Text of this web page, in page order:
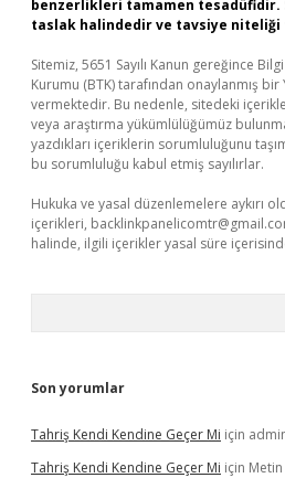
benzerlikleri tamamen
taslak halindedir ve tavsiye niteliği
Sitemiz, 5651 Sayılı Kanun gereğince
Kurumu (BTK) tarafından onaylanmış bir
vermektedir. Bu nedenle, sitedeki
veya araştırma yükümlülüğümüz
yazdıkları içeriklerin sorumluluğunu
bu sorumluluğu kabul etmiş sayılırlar.
Hukuka ve yasal düzenlemelere aykırı
içerikleri,
halinde, ilgili içerikler yasal süre
Son yorumlar
Tahriş Kendi Kendine Geçer Mi için
Tahriş Kendi Kendine Geçer Mi için Metin